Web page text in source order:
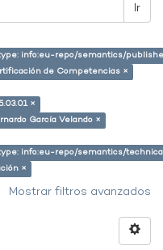
Ir
info:eu-repo/semantics/
de Competencias ×
×
García Velando ×
info:eu-repo/semantics/
×
Mostrar filtros avanzados